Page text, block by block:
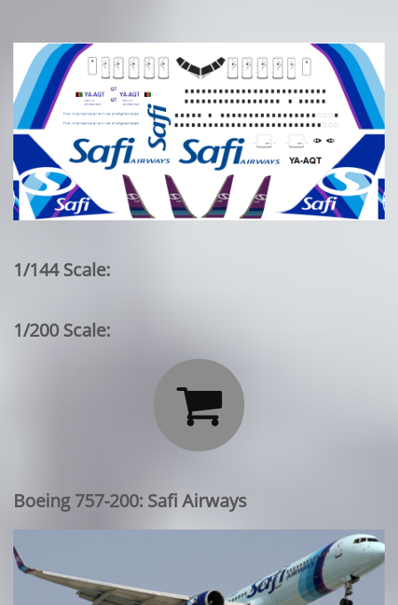
1/144 Scale:
1/200 Scale:

Boeing 757-200: Safi Airways